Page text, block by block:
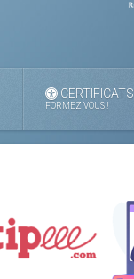
CERTIFICATS
FORMEZ VOUS !